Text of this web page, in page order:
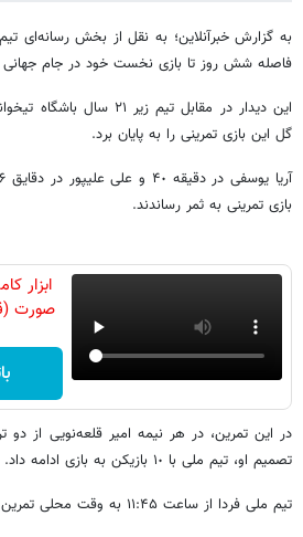
به گزارش خبرآنلاین؛ به نقل از بخش رسانه‌ای
فاصله شش روز تا بازی نخست خود در جام جهانی
این دیدار در مقابل تیم زیر
گل این بازی تمرینی را به پایان برد.
بازی تمرینی به ثمر رساندند.
ابزار
صورت
در این تمرین، در هر نیمه امیر قلعه‌نویی از دو
تصمیم او، تیم ملی با ١٠ بازیکن به بازی ادامه داد.
تیم ملی فردا از ساعت ١١:۴۵ به وقت محلی تمرین خود را برگزار خواهد کرد.